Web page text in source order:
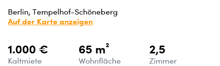
Berlin, Tempelhof-Schöneberg
Auf der Karte anzeigen
1.000 €
Kaltmiete
65 m²
Wohnfläche
2,5
Zimmer